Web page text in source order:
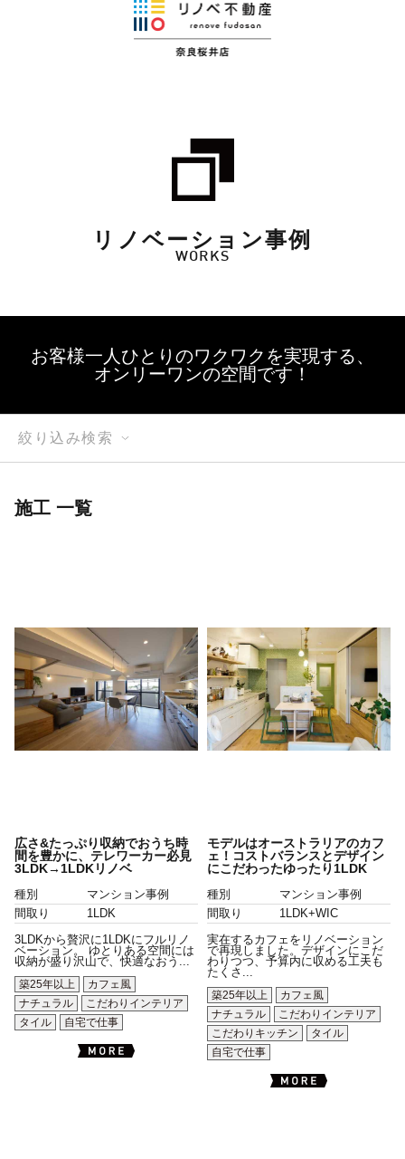
リノベーション事例
WORKS
お客様一人ひとりのワクワクを実現する、
オンリーワンの空間です！
絞り込み検索
施工 一覧
広さ&たっぷり収納でおうち時
間を豊かに、テレワーカー必見
3LDK→1LDKリノベ
種別
マンション事例
間取り
1LDK
3LDKから贅沢に1LDKにフルリノ
ベーション。 ゆとりある空間には
収納が盛り沢山で、快適なおう...
築25年以上
カフェ風
ナチュラル
こだわりインテリア
タイル
自宅で仕事
モデルはオーストラリアのカフ
ェ！コストバランスとデザイン
にこだわったゆったり1LDK
種別
マンション事例
間取り
1LDK+WIC
実在するカフェをリノベーション
で再現しました。デザインにこだ
わりつつ、予算内に収める工夫も
たくさ...
築25年以上
カフェ風
ナチュラル
こだわりインテリア
こだわりキッチン
タイル
自宅で仕事